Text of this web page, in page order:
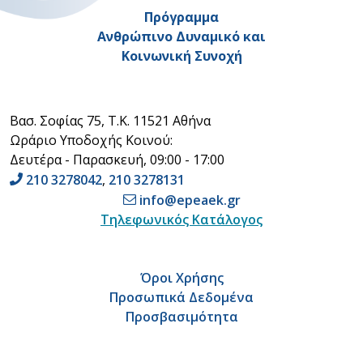
Βασ. Σοφίας 75, Τ.Κ. 11521 Αθήνα
Ωράριο Υποδοχής Κοινού:
Δευτέρα - Παρασκευή, 09:00 - 17:00
210 3278042, 210 3278131
info@epeaek.gr
Τηλεφωνικός Κατάλογος
Πρόγραμμα
Ανθρώπινο Δυναμικό και
Κοινωνική Συνοχή
Όροι Χρήσης
Προσωπικά Δεδομένα
Προσβασιμότητα